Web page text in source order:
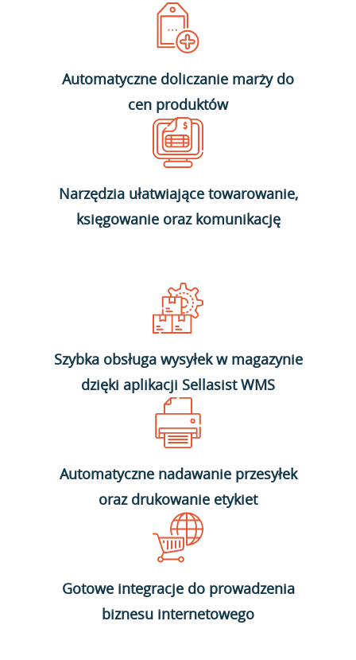
Automatyczne doliczanie marży do
cen produktów
Narzędzia ułatwiające towarowanie,
księgowanie oraz komunikację
Szybka obsługa wysyłek w magazynie
dzięki aplikacji Sellasist WMS
Automatyczne nadawanie przesyłek
oraz drukowanie etykiet
Gotowe integracje do prowadzenia
biznesu internetowego